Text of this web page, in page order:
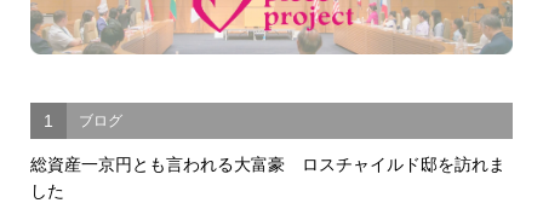
1 ブログ
総資産一京円とも言われる大富豪 ロスチャイルド邸を訪れま
した